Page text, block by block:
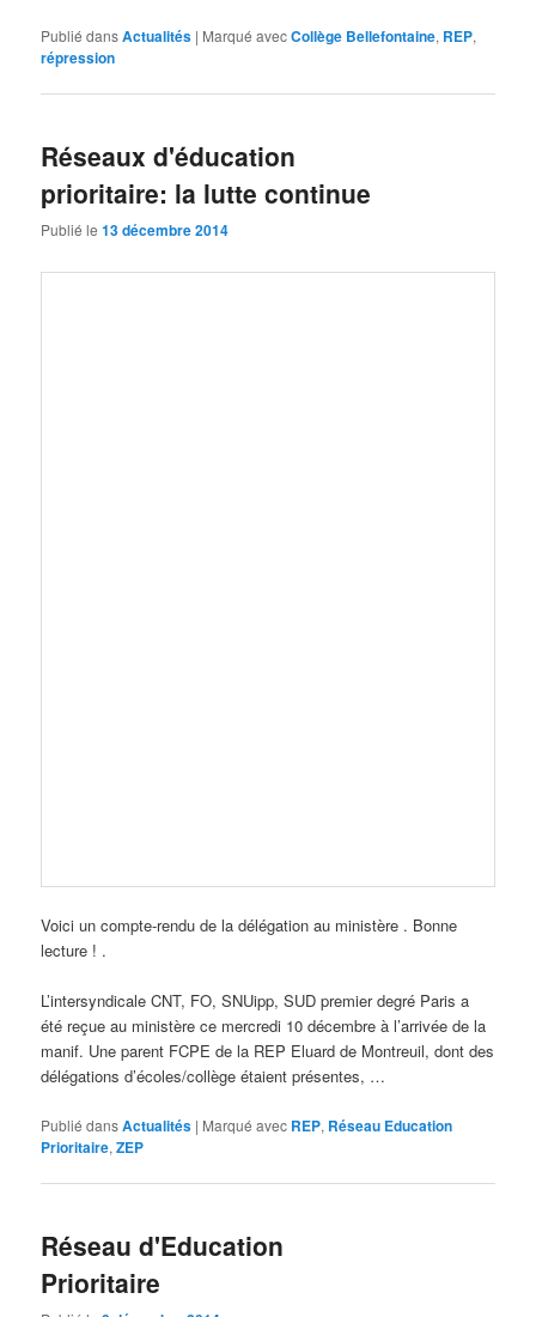
Publié dansActualités | Marqué avecCollège Bellefontaine, REP,
répression
Réseaux d'éducation
prioritaire: la lutte continue
Publié le13 décembre 2014
Voici un compte-rendu de la délégation au ministère . Bonne
lecture ! .
L’intersyndicale CNT, FO, SNUipp, SUD premier degré Paris a
été reçue au ministère ce mercredi 10 décembre à l’arrivée de la
manif. Une parent FCPE de la REP Eluard de Montreuil, dont des
délégations d’écoles/collège étaient présentes, …
Publié dansActualités | Marqué avec REP, Réseau Education
Prioritaire,ZEP
Réseau d'Education
Prioritaire